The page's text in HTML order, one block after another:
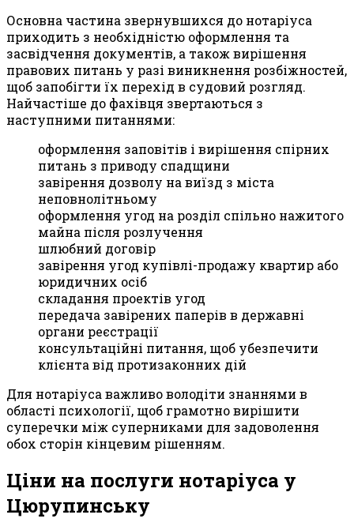
Основна частина звернувшихся до нотаріуса
приходить з необхідністю оформлення та
засвідчення документів, а також вирішення
правових питань у разі виникнення розбіжностей,
щоб запобігти їх перехід в судовий розгляд.
Найчастіше до фахівця звертаються з
наступними питаннями:
оформлення заповітів і вирішення спірних
питань з приводу спадщини
завірення дозволу на виїзд з міста
неповнолітньому
оформлення угод на розділ спільно нажитого
майна після розлучення
шлюбний договір
завірення угод купівлі-продажу квартир або
юридичних осіб
складання проектів угод
передача завірених паперів в державні
органи реєстрації
консультаційні питання, щоб убезпечити
клієнта від протизаконних дій
Для нотаріуса важливо володіти знаннями в
області психології, щоб грамотно вирішити
суперечки між суперниками для задоволення
обох сторін кінцевим рішенням.
Ціни на послуги нотаріуса у
Цюрупинську